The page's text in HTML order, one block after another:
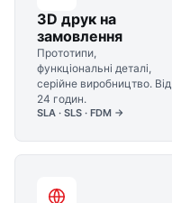
3D друк на
замовлення
Прототипи,
функціональні деталі,
серійне виробництво. Від
24 годин.
SLA · SLS · FDM →